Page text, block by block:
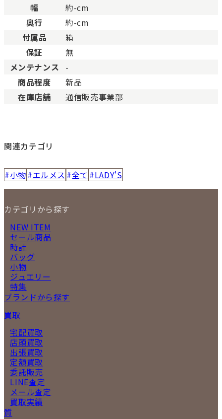
幅
約-cm
奥行
約-cm
付属品
箱
保証
無
メンテナンス
-
商品程度
新品
在庫店舗
通信販売事業部
関連カテゴリ
小物 エルメス 全て LADY'S
カテゴリから探す
NEW ITEM
セール商品
時計
バッグ
小物
ジュエリー
特集
ブランドから探す
買取
宅配買取
店頭買取
出張買取
定額買取
委託販売
LINE査定
メール査定
買取実績
質